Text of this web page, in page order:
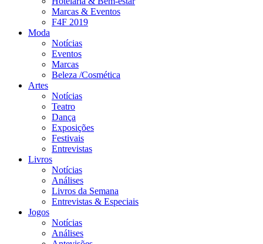
Marcas & Eventos
F4F 2019
Moda
Notícias
Eventos
Marcas
Beleza /Cosmética
Artes
Notícias
Teatro
Dança
Exposições
Festivais
Entrevistas
Livros
Notícias
Análises
Livros da Semana
Entrevistas & Especiais
Jogos
Notícias
Análises